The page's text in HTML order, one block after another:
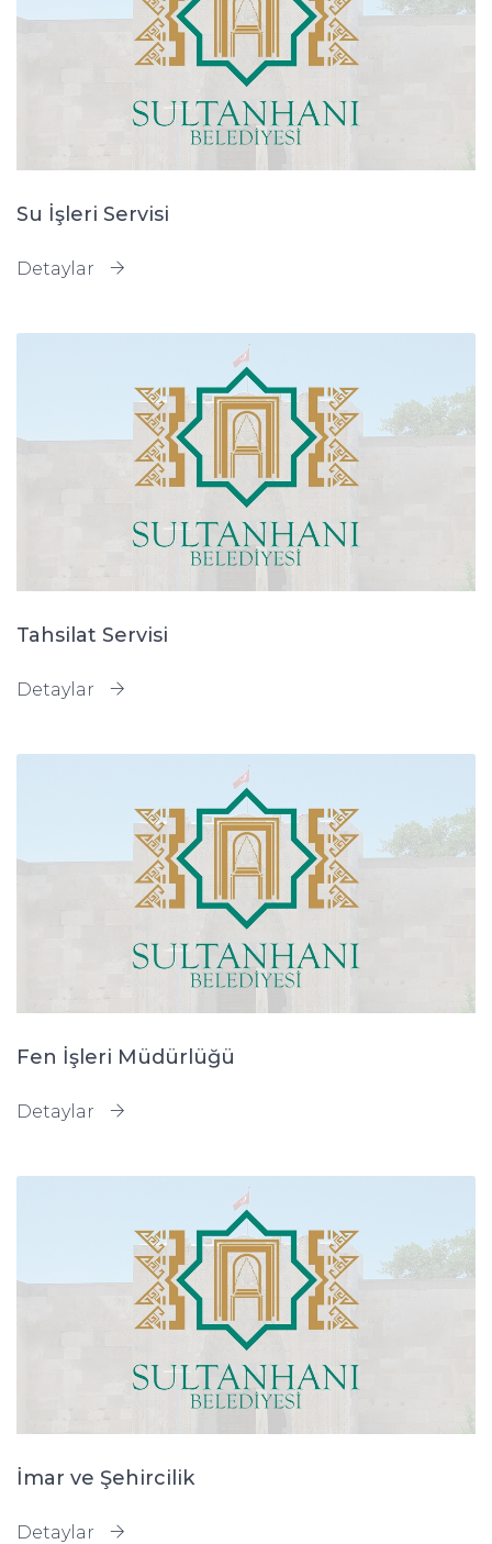
Su İşleri Servisi
Detaylar
Tahsilat Servisi
Detaylar
Fen İşleri Müdürlüğü
Detaylar
İmar ve Şehircilik
Detaylar